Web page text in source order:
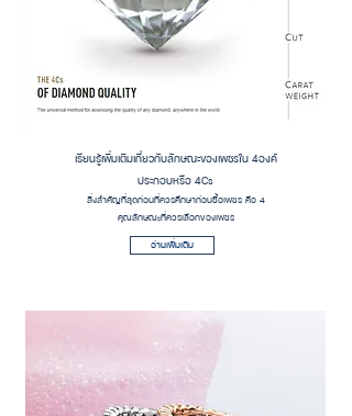
เรียนรู้เพิ่มเติมเกี่ยวกับลักษณะของเพชรใน 4องค์
ประกอบหรือ 4Cs
สิ่งสำคัญที่สุดก่อนที่ควรศึกษาก่อนซื้อเพชร คือ 4
คุณลักษณะที่ควรเลือกของเพชร
อ่านเพิ่มเติม